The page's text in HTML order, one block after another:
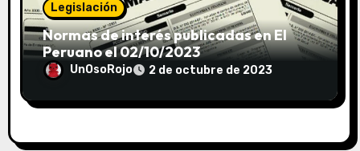
Legislación
Normas de interés publicadas en El
Peruano el 02/10/2023
UnOsoRojo 2 de octubre de 2023